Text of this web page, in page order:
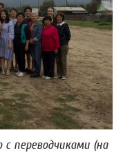
переводчиками (на